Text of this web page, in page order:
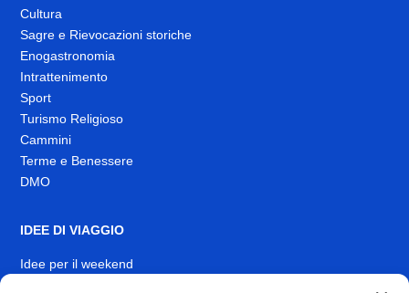
Cultura
Sagre e Rievocazioni storiche
Enogastronomia
Intrattenimento
Sport
Turismo Religioso
Cammini
Terme e Benessere
DMO
IDEE DI VIAGGIO
Idee per il weekend